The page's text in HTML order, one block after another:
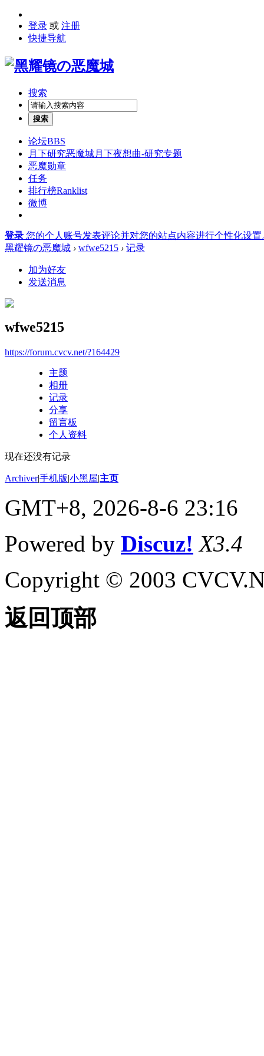
登录 或 注册
快捷导航
搜索
搜索
论坛BBS
月下研究恶魔城月下夜想曲-研究专题
恶魔勋章
任务
排行榜Ranklist
微博
登录 您的个人账号发表评论并对您的站点内容进行个性化设置
黑耀镜の恶魔城 › wfwe5215 › 记录
加为好友
发送消息
wfwe5215
https://forum.cvcv.net/?164429
主题
相册
记录
分享
留言板
个人资料
现在还没有记录
Archiver|手机版|小黑屋|主页
GMT+8, 2026-8-6 23:16
Powered by Discuz! X3.4
Copyright © 2003
返回顶部